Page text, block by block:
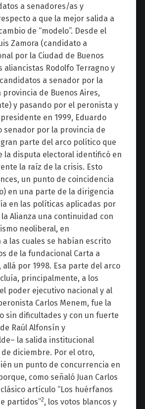
a senadores/as y
a que la mejor salida a
de “modelo”. Desde el
Zamora (candidato a
por la Ciudad de Buenos
aliancistas Rodolfo Terragno y
a senador por la
provincia de Buenos Aires,
y pasando por el peronista y
en 1999, Eduardo
senador por la provincia de
gran parte del arco político que
la disputa electoral identificó en
la raíz de la crisis. Esto
un punto de coincidencia
en una parte de la dirigencia
en las políticas aplicadas por
Alianza una continuidad con
neoliberal, en
las cuales se habían escrito
de la fundacional Carta a
allá por 1998. Esa parte del arco
principalmente, a los
poder ejecutivo nacional y al
Carlos Menem, fue la
sin dificultades y con un fuerte
Raúl Alfonsín y
la salida institucional
diciembre. Por el otro,
un punto de concurrencia en
como señaló Juan Carlos
artículo “Los huérfanos
partidos”2, los votos blancos y